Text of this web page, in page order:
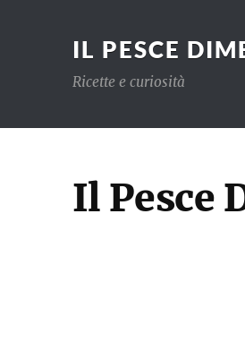
IL PESCE
Ricette e curiosità
Il Pesce